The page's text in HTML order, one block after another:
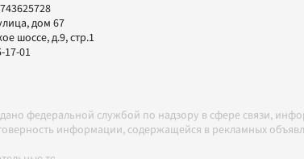
дом 67
шоссе, д.9, стр.1
17-01
федеральной службой по надзору в сфере связи,
информации, содержащейся в рекламных